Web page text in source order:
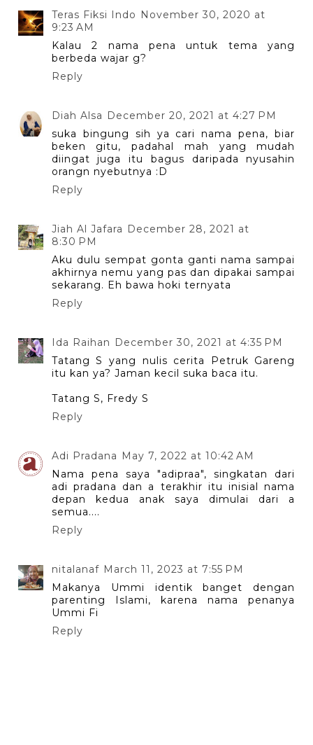
Teras Fiksi Indo November 30, 2020 at
9:23 AM
Kalau 2 nama pena untuk tema yang
berbeda wajar g?
Reply
Diah Alsa December 20, 2021 at 4:27 PM
suka bingung sih ya cari nama pena, biar
beken gitu, padahal mah yang mudah
diingat juga itu bagus daripada nyusahin
orangn nyebutnya :D
Reply
Jiah Al Jafara December 28, 2021 at
8:30 PM
Aku dulu sempat gonta ganti nama sampai
akhirnya nemu yang pas dan dipakai sampai
sekarang. Eh bawa hoki ternyata
Reply
Ida Raihan December 30, 2021 at 4:35 PM
Tatang S yang nulis cerita Petruk Gareng
itu kan ya? Jaman kecil suka baca itu.
Tatang S, Fredy S
Reply
Adi Pradana May 7, 2022 at 10:42 AM
Nama pena saya "adipraa", singkatan dari
adi pradana dan a terakhir itu inisial nama
depan kedua anak saya dimulai dari a
semua....
Reply
nitalanaf March 11, 2023 at 7:55 PM
Makanya Ummi identik banget dengan
parenting Islami, karena nama penanya
Ummi Fi
Reply